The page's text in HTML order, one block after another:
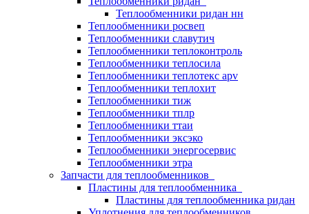
Теплообменники ридан нн
Теплообменники росвеп
Теплообменники славутич
Теплообменники теплоконтроль
Теплообменники теплосила
Теплообменники теплотекс apv
Теплообменники теплохит
Теплообменники тиж
Теплообменники тплр
Теплообменники ттаи
Теплообменники эксэко
Теплообменники энергосервис
Теплообменники этра
Запчасти для теплообменников
Пластины для теплообменника
Пластины для теплообменника ридан